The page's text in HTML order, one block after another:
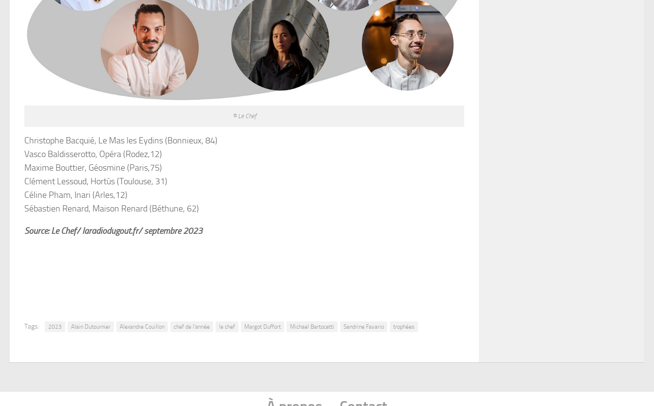
© Le Chef
Christophe Bacquié, Le Mas les Eydins (Bonnieux, 84)
Vasco Baldisserotto, Opéra (Rodez,12)
Maxime Bouttier, Géosmine (Paris,75)
Clément Lessoud, Hortùs (Toulouse, 31)
Céline Pham, Inari (Arles,12)
Sébastien Renard, Maison Renard (Béthune, 62)
Source: Le Chef/ laradiodugout.fr/ septembre 2023
Tags: 2023 Alain Dutournier Alexandre Couillon chef de l'année le chef Margot Duffort Michael Bartocetti Sandrine Favario trophées